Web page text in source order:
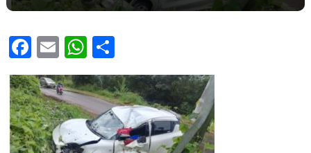
Facebook
Email WhatsApp